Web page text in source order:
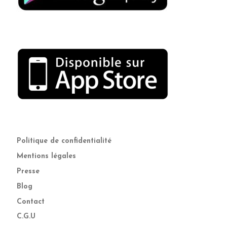
Politique de confidentialité
Mentions légales
Presse
Blog
Contact
C.G.U